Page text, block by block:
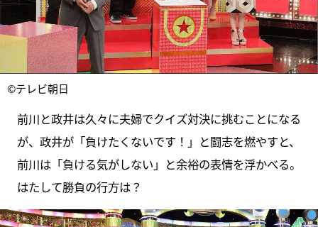
©テレビ朝日
前川と政井は久々に夫婦でクイズ対決に挑むことになる
が、政井が「負けたくないです！」と闘志を燃やすと、
前川は「負ける気がしない」と余裕の表情を浮かべる。
はたして勝負の行方は？